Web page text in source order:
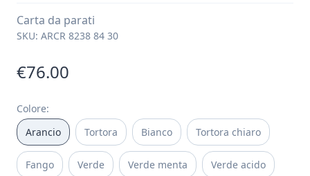
Carta da parati
SKU: ARCR 8238 84 30
€76.00
Colore:
Arancio
Tortora Bianco Tortora chiaro
Fango Verde Verde menta Verde acido